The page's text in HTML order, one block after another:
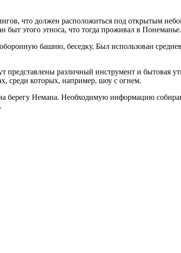
что должен расположиться под открытым
быт этого этноса, что тогда проживал в Понеманье.
башню, беседку. Был использован
представлены различный инструмент и бытовая
среди которых, например, шоу с огнем.
берегу Немана. Необходимую информацию